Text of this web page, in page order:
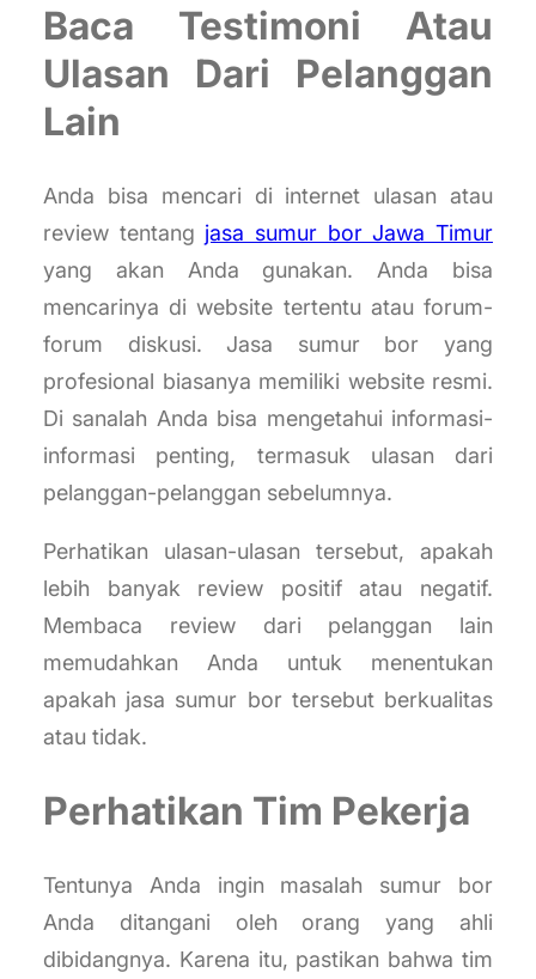
Baca Testimoni Atau
Ulasan Dari Pelanggan
Lain
Anda bisa mencari di internet ulasan atau
review tentang jasa sumur bor Jawa Timur
yang akan Anda gunakan. Anda bisa
mencarinya di website tertentu atau forum-
forum diskusi. Jasa sumur bor yang
profesional biasanya memiliki website resmi.
Di sanalah Anda bisa mengetahui informasi-
informasi penting, termasuk ulasan dari
pelanggan-pelanggan sebelumnya.
Perhatikan ulasan-ulasan tersebut, apakah
lebih banyak review positif atau negatif.
Membaca review dari pelanggan lain
memudahkan Anda untuk menentukan
apakah jasa sumur bor tersebut berkualitas
atau tidak.
Perhatikan Tim Pekerja
Tentunya Anda ingin masalah sumur bor
Anda ditangani oleh orang yang ahli
dibidangnya. Karena itu, pastikan bahwa tim